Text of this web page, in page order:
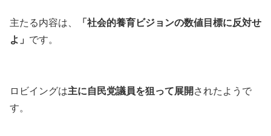
主たる内容は、
「社会的養育ビジョンの数値目標に反対せ
よ」 です。
ロビイングは主に自民党議員を狙って展開 されたようで
す。